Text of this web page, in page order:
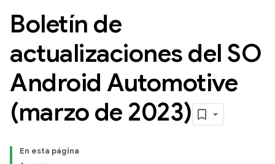
Boletín de
actualizaciones del SO
Android Automotive
(marzo de 2023)
En esta página